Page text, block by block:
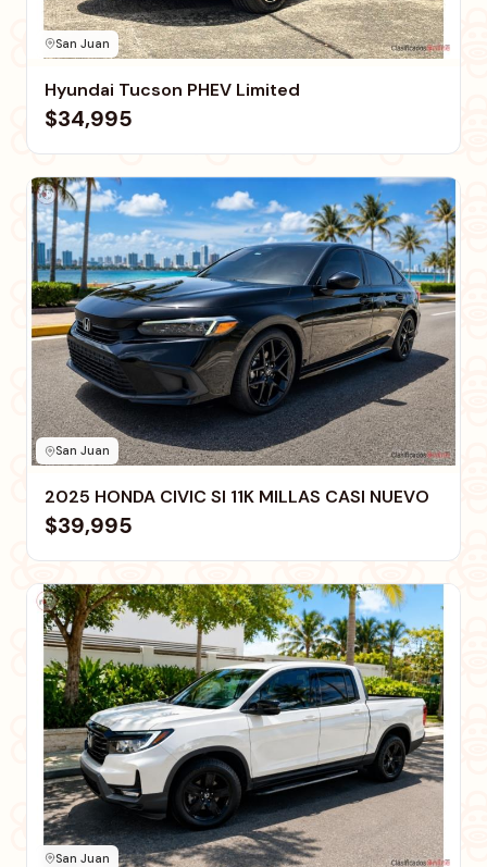
San Juan
Hyundai Tucson PHEV Limited
$34,995
San Juan
2025 HONDA CIVIC SI 11K MILLAS CASI NUEVO
$39,995
San Juan